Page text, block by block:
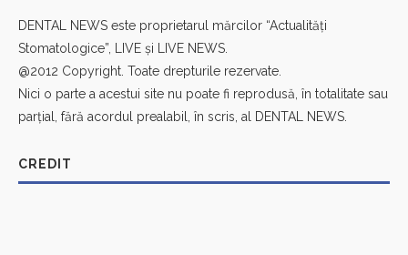
DENTAL NEWS este proprietarul mărcilor “Actualităţi
Stomatologice”, LIVE și LIVE NEWS.
@2012 Copyright. Toate drepturile rezervate.
Nici o parte a acestui site nu poate fi reprodusă, în totalitate sau
parțial, fără acordul prealabil, în scris, al DENTAL NEWS.
CREDIT